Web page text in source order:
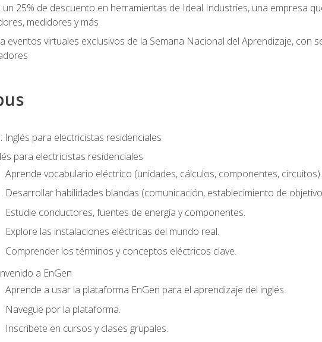
un 25% de descuento en herramientas de Ideal Industries, una empresa
medidores y más
eventos virtuales exclusivos de la Semana Nacional del Aprendizaje, con
Inglés para electricistas residenciales
para electricistas residenciales
Aprende vocabulario eléctrico (unidades, cálculos, componentes, circuitos).
Desarrollar habilidades blandas (comunicación, establecimiento de
Estudie conductores, fuentes de energía y componentes.
Explore las instalaciones eléctricas del mundo real.
Comprender los términos y conceptos eléctricos clave.
a EnGen
Aprende a usar la plataforma EnGen para el aprendizaje del inglés.
Navegue por la plataforma.
Inscríbete en cursos y clases grupales.